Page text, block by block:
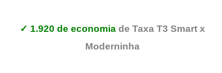
✓ 1.920 de economia de Taxa T3 Smart x
Moderninha